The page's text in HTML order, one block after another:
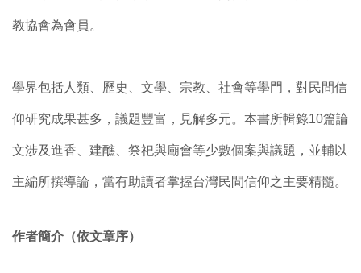
教協會為會員。
學界包括人類、歷史、文學、宗教、社會等學門，對民間信
仰研究成果甚多，議題豐富，見解多元。本書所輯錄10篇論
文涉及進香、建醮、祭祀與廟會等少數個案與議題，並輔以
主編所撰導論，當有助讀者掌握台灣民間信仰之主要精髓。
作者簡介（依文章序）